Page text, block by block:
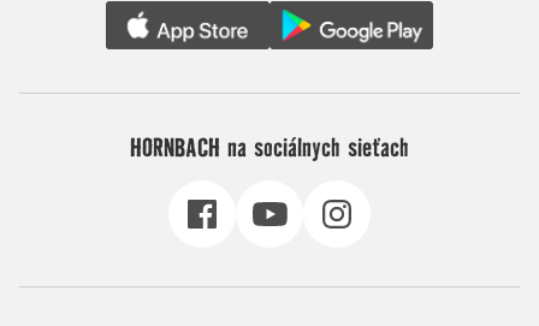
HORNBACH na sociálnych sieťach